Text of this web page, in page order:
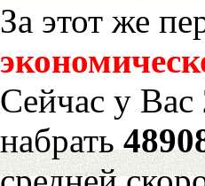
За этот же
Сейчас у Вас
набрать